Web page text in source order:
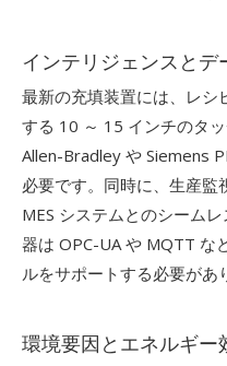
インテリジェンスとデ
最新の充填装置には、レシ
する 10 ～ 15 インチのタ
Allen-Bradley や Siemens
必要です。同時に、生産監
MES システムとのシーム
器は OPC-UA や MQTT な
ルをサポートする必要があ
環境要因とエネルギー